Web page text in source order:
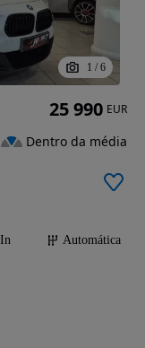
1 / 6
Automática
25 990 EUR
Dentro da média